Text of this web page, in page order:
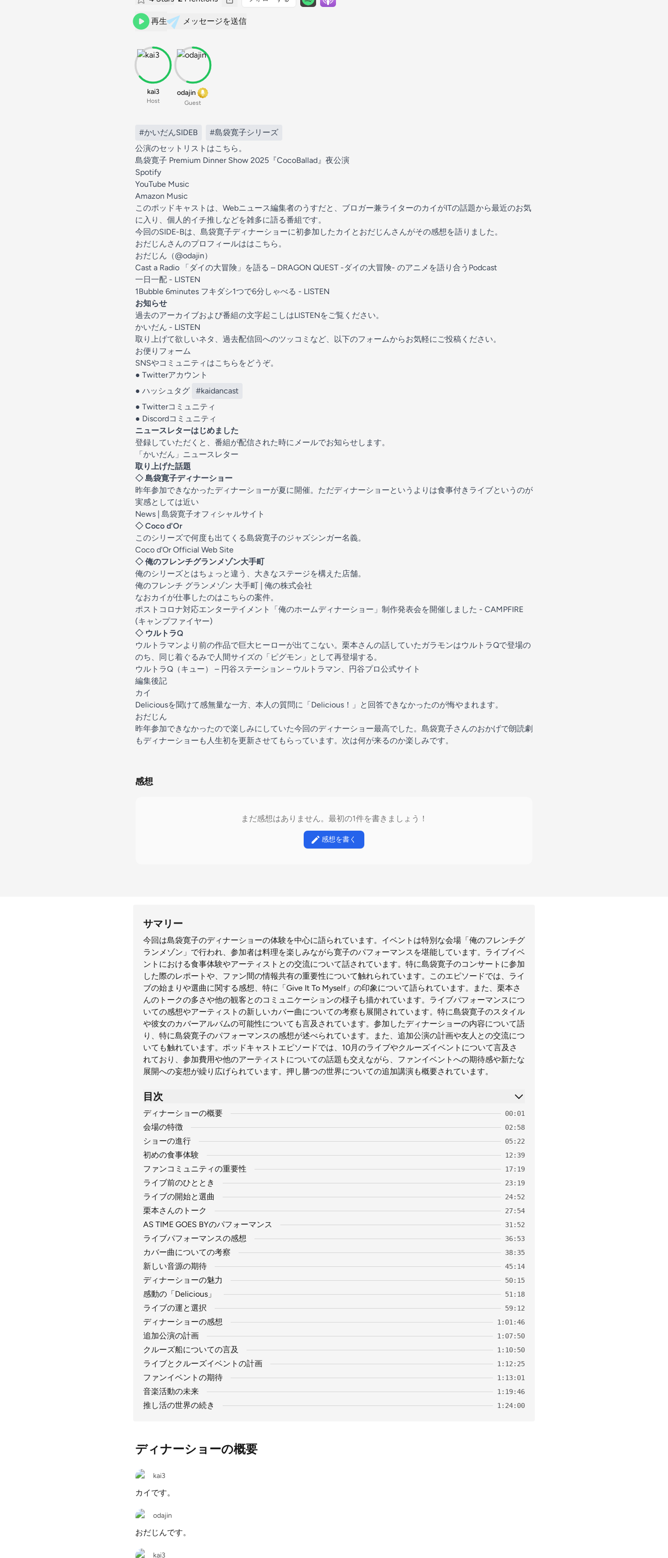
再生 メッセージを送信
kai3
Host
odajin
Guest
#かいだんSIDEB
#島袋寛子シリーズ
公演のセットリストはこちら。
島袋寛子 Premium Dinner Show 2025『CocoBallad』夜公演
Spotify
YouTube Music
Amazon Music
このポッドキャストは、Webニュース編集者のうすだと、ブロガー兼ライターのカイがITの話題から最近のお気
に入り、個人的イチ推しなどを雑多に語る番組です。
今回のSIDE-Bは、島袋寛子ディナーショーに初参加したカイとおだじんさんがその感想を語りました。
おだじんさんのプロフィールははこちら。
おだじん（@odajin）
Cast a Radio 「ダイの大冒険」を語る – DRAGON QUEST -ダイの大冒険- のアニメを語り合うPodcast
一日一配 - LISTEN
1Bubble 6minutes フキダシ1つで6分しゃべる - LISTEN
お知らせ
過去のアーカイブおよび番組の文字起こしはLISTENをご覧ください。
かいだん - LISTEN
取り上げて欲しいネタ、過去配信回へのツッコミなど、以下のフォームからお気軽にご投稿ください。
お便りフォーム
SNSやコミュニティはこちらをどうぞ。
● Twitterアカウント
● ハッシュタグ
#kaidancast
● Twitterコミュニティ
● Discordコミュニティ
ニュースレターはじめました
登録していただくと、番組が配信された時にメールでお知らせします。
「かいだん」ニュースレター
取り上げた話題
◇ 島袋寛子ディナーショー
昨年参加できなかったディナーショーが夏に開催。ただディナーショーというよりは食事付きライブというのが
実感としては近い
News | 島袋寛子オフィシャルサイト
◇ Coco d'Or
このシリーズで何度も出てくる島袋寛子のジャズシンガー名義。
Coco d'Or Official Web Site
◇ 俺のフレンチグランメゾン大手町
俺のシリーズとはちょっと違う、大きなステージを構えた店舗。
俺のフレンチ グランメゾン 大手町 | 俺の株式会社
なおカイが仕事したのはこちらの案件。
ポストコロナ対応エンターテイメント「俺のホームディナーショー」制作発表会を開催しました - CAMPFIRE
(キャンプファイヤー)
◇ ウルトラQ
ウルトラマンより前の作品で巨大ヒーローが出てこない。栗本さんの話していたガラモンはウルトラQで登場の
のち、同じ着ぐるみで人間サイズの「ピグモン」として再登場する。
ウルトラQ（キュー） – 円谷ステーション – ウルトラマン、円谷プロ公式サイト
編集後記
カイ
Deliciousを聞けて感無量な一方、本人の質問に「Delicious！」と回答できなかったのが悔やまれます。
おだじん
昨年参加できなかったので楽しみにしていた今回のディナーショー最高でした。島袋寛子さんのおかげで朗読劇
もディナーショーも人生初を更新させてもらっています。次は何が来るのか楽しみです。
感想
まだ感想はありません。最初の1件を書きましょう！
感想を書く
サマリー
今回は島袋寛子のディナーショーの体験を中心に語られています。イベントは特別な会場「俺のフレンチグ
ランメゾン」で行われ、参加者は料理を楽しみながら寛子のパフォーマンスを堪能しています。ライブイベ
ントにおける食事体験やアーティストとの交流について話されています。特に島袋寛子のコンサートに参加
した際のレポートや、ファン間の情報共有の重要性について触れられています。このエピソードでは、ライ
ブの始まりや選曲に関する感想、特に「Give It To Myself」の印象について語られています。また、栗本さ
んのトークの多さや他の観客とのコミュニケーションの様子も描かれています。ライブパフォーマンスにつ
いての感想やアーティストの新しいカバー曲についての考察も展開されています。特に島袋寛子のスタイル
や彼女のカバーアルバムの可能性についても言及されています。参加したディナーショーの内容について語
り、特に島袋寛子のパフォーマンスの感想が述べられています。また、追加公演の計画や友人との交流につ
いても触れています。ポッドキャストエピソードでは、10月のライブやクルーズイベントについて言及さ
れており、参加費用や他のアーティストについての話題も交えながら、ファンイベントへの期待感や新たな
展開への妄想が繰り広げられています。押し勝つの世界についての追加講演も概要されています。
目次
ディナーショーの概要 00:01
会場の特徴 02:58
ショーの進行 05:22
初めの食事体験 12:39
ファンコミュニティの重要性 17:19
ライブ前のひととき 23:19
ライブの開始と選曲 24:52
栗本さんのトーク 27:54
AS TIME GOES BYのパフォーマンス 31:52
ライブパフォーマンスの感想 36:53
カバー曲についての考察 38:35
新しい音源の期待 45:14
ディナーショーの魅力 50:15
感動の「Delicious」 51:18
ライブの運と選択 59:12
ディナーショーの感想 1:01:46
追加公演の計画 1:07:50
クルーズ船についての言及 1:10:50
ライブとクルーズイベントの計画 1:12:25
ファンイベントの期待 1:13:01
音楽活動の未来 1:19:46
推し活の世界の続き 1:24:00
ディナーショーの概要
kai3
カイです。
odajin
おだじんです。
kai3